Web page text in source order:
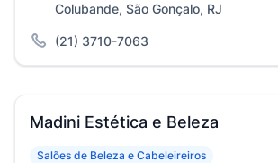
Colubande, São Gonçalo, RJ
(21) 3710-7063
Madini Estética e Beleza
Salões de Beleza e Cabeleireiros